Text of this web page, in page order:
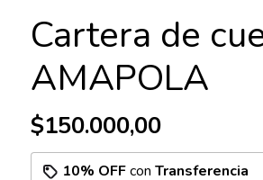
Cartera de
AMAPOLA
$150.000,00
10% OFFcon Transferencia